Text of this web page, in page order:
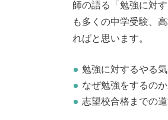
師の語る「勉強に対
も多くの中学受験、
ればと思います。
勉強に対するやる
なぜ勉強をするの
志望校合格までの